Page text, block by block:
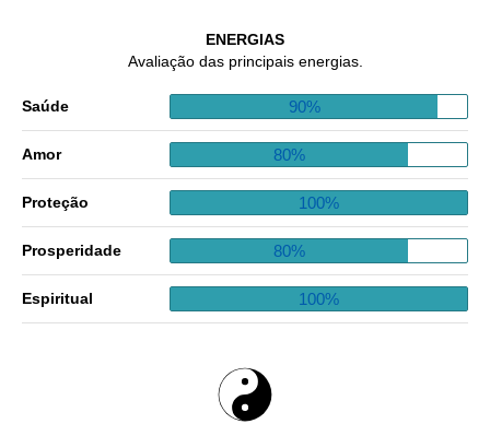
ENERGIAS
Avaliação das principais energias.
Saúde 90%
Amor 80%
Proteção 100%
Prosperidade 80%
Espiritual 100%